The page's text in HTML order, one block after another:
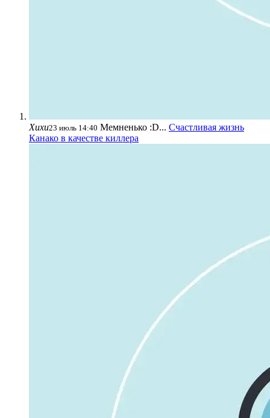
Хихи23 июль 14:40 Мемненько :D... Счастливая жизнь
Канако в качестве киллера